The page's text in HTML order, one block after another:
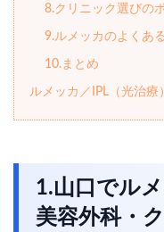
8.クリニック選びの
9.ルメッカのよくあ
10.まとめ
ルメッカ／IPL（光治療
1.山口でル
美容外科・